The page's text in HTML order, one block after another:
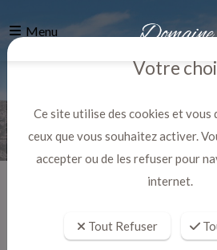
Menu
Votre
Ce site utilise des cookies et vous
ceux que vous souhaitez activer.
accepter ou de les refuser pour
internet.
Tout Refuser